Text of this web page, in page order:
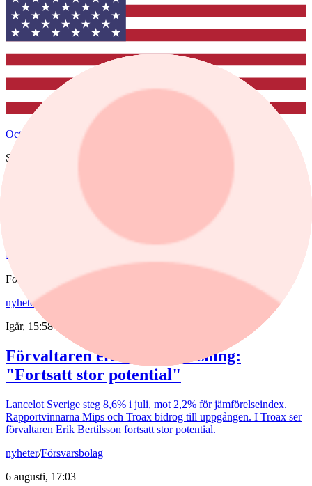
Octave Intelligence
Senast
Köp
Fonder
nyheter,
Igår, 15:58
Förvaltaren efter Troax rusning:
"Fortsatt stor potential"
Lancelot Sverige steg 8,6% i juli, mot 2,2% för jämförelseindex.
Rapportvinnarna Mips och Troax bidrog till uppgången. I Troax ser
förvaltaren Erik Bertilsson fortsatt stor potential.
nyheter/Försvarsbolag
6 augusti, 17:03